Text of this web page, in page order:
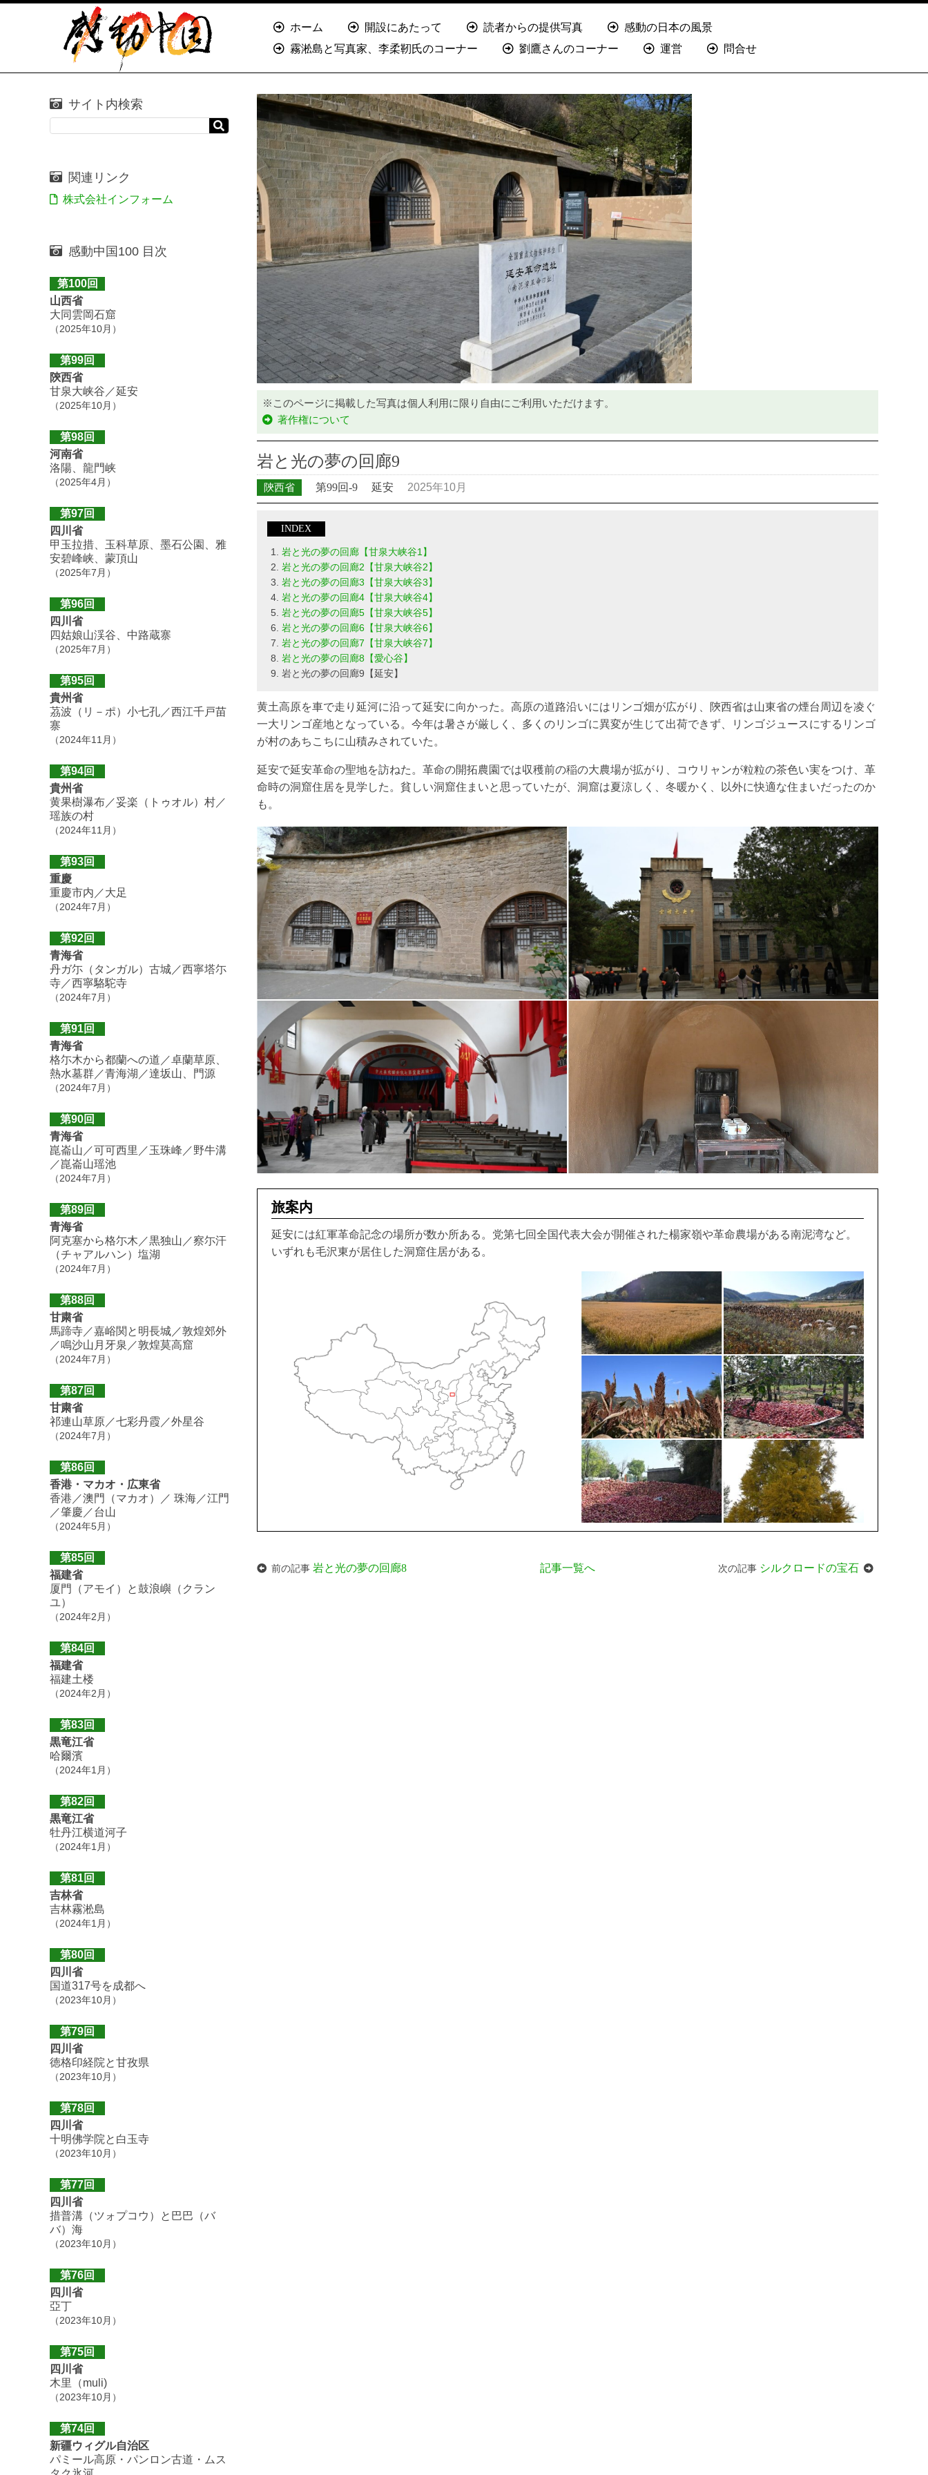
ホーム 開設にあたって 読者からの提供写真
感動の日本の風景
霧淞島と写真家、李柔靭氏のコーナー
劉鷹さんのコーナー 運営 問合せ
※このページに掲載した写真は個人利用に限り自由にご利用いただけます。
著作権について
岩と光の夢の回廊9
陝西省 第99回-9 延安 2025年10月
INDEX
岩と光の夢の回廊【甘泉大峡谷1】
岩と光の夢の回廊2【甘泉大峡谷2】
岩と光の夢の回廊3【甘泉大峡谷3】
岩と光の夢の回廊4【甘泉大峡谷4】
岩と光の夢の回廊5【甘泉大峡谷5】
岩と光の夢の回廊6【甘泉大峡谷6】
岩と光の夢の回廊7【甘泉大峡谷7】
岩と光の夢の回廊8【愛心谷】
岩と光の夢の回廊9【延安】
黄土高原を車で走り延河に沿って延安に向かった。高原の道路沿いにはリンゴ畑が広がり、陝西省は山東省の煙台周辺を凌ぐ
一大リンゴ産地となっている。今年は暑さが厳しく、多くのリンゴに異変が生じて出荷できず、リンゴジュースにするリンゴ
が村のあちこちに山積みされていた。
延安で延安革命の聖地を訪ねた。革命の開拓農園では収穫前の稲の大農場が拡がり、コウリャンが粒粒の茶色い実をつけ、革
命時の洞窟住居を見学した。貧しい洞窟住まいと思っていたが、洞窟は夏涼しく、冬暖かく、以外に快適な住まいだったのか
も。
旅案内
延安には紅軍革命記念の場所が数か所ある。党第七回全国代表大会が開催された楊家嶺や革命農場がある南泥湾など。
いずれも毛沢東が居住した洞窟住居がある。
前の記事 岩と光の夢の回廊8 記事一覧へ 次の記事 シルクロードの宝石
サイト内検索
関連リンク
株式会社インフォーム
感動中国100 目次
第100回
山西省
大同雲岡石窟
（2025年10月）
第99回
陝西省
甘泉大峡谷／延安
（2025年10月）
第98回
河南省
洛陽、龍門峡
（2025年4月）
第97回
四川省
甲玉拉措、玉科草原、墨石公園、雅
安碧峰峡、蒙頂山
（2025年7月）
第96回
四川省
四姑娘山渓谷、中路蔵寨
（2025年7月）
第95回
貴州省
茘波（リ－ポ）小七孔／西江千戸苗
寨
（2024年11月）
第94回
貴州省
黄果樹瀑布／妥楽（トゥオル）村／
瑶族の村
（2024年11月）
第93回
重慶
重慶市内／大足
（2024年7月）
第92回
青海省
丹ガ尓（タンガル）古城／西寧塔尓
寺／西寧駱駝寺
（2024年7月）
第91回
青海省
格尓木から都蘭への道／卓蘭草原、
熱水墓群／青海湖／達坂山、門源
（2024年7月）
第90回
青海省
崑崙山／可可西里／玉珠峰／野牛溝
／崑崙山瑶池
（2024年7月）
第89回
青海省
阿克塞から格尓木／黒独山／察尓汗
（チャアルハン）塩湖
（2024年7月）
第88回
甘粛省
馬蹄寺／嘉峪関と明長城／敦煌郊外
／鳴沙山月牙泉／敦煌莫高窟
（2024年7月）
第87回
甘粛省
祁連山草原／七彩丹霞／外星谷
（2024年7月）
第86回
香港・マカオ・広東省
香港／澳門（マカオ）／ 珠海／江門
／肇慶／台山
（2024年5月）
第85回
福建省
厦門（アモイ）と鼓浪嶼（クラン
ユ）
（2024年2月）
第84回
福建省
福建土楼
（2024年2月）
第83回
黒竜江省
哈爾濱
（2024年1月）
第82回
黒竜江省
牡丹江横道河子
（2024年1月）
第81回
吉林省
吉林霧淞島
（2024年1月）
第80回
四川省
国道317号を成都へ
（2023年10月）
第79回
四川省
徳格印経院と甘孜県
（2023年10月）
第78回
四川省
十明佛学院と白玉寺
（2023年10月）
第77回
四川省
措普溝（ツォプコウ）と巴巴（バ
バ）海
（2023年10月）
第76回
四川省
亞丁
（2023年10月）
第75回
四川省
木里（muli)
（2023年10月）
第74回
新疆ウィグル自治区
パミール高原・パンロン古道・ムス